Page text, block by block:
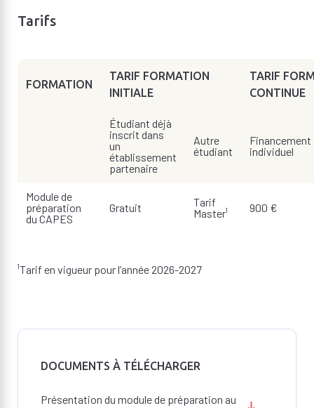
Tarifs
FORMATION
TARIF FORMATION
INITIALE
TARIF
CONTINUE
Étudiant déjà
inscrit dans
un
établissement
partenaire
Autre
étudiant
Financement
individuel
Module de
préparation
du CAPES
Gratuit
Tarif
Master¹
900 €
¹Tarif en vigueur pour l’année 2026-2027
DOCUMENTS À TÉLÉCHARGER
Présentation du module de préparation au